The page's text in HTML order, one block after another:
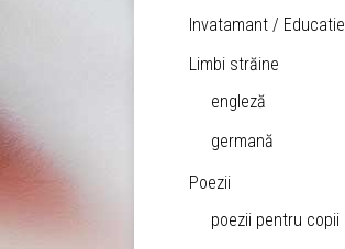
Invatamant / Educatie
Limbi străine
engleză
germană
Poezii
poezii pentru copii